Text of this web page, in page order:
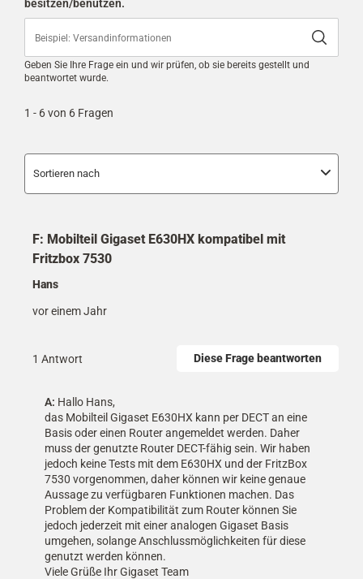
Aktion
das
Eingabeformular
geöffnet.
Aktion
das
Eingabeformular
geöffnet.
das
Eingabeformular
geöffnet.
Eingabeformular
geöffnet.
Eingabeformular
geöffnet.
besitzen/benutzen.
Geben Sie Ihre Frage ein und wir prüfen, ob sie bereits gestellt und
beantwortet wurde.
1 - 6 von 6 Fragen
Sortieren nach
F: Mobilteil Gigaset E630HX kompatibel mit
Fritzbox 7530
Hans
vor einem Jahr
1 Antwort Diese Frage beantworten
A: Hallo Hans,
das Mobilteil Gigaset E630HX kann per DECT an eine
Basis oder einen Router angemeldet werden. Daher
muss der genutzte Router DECT-fähig sein. Wir haben
jedoch keine Tests mit dem E630HX und der FritzBox
7530 vorgenommen, daher können wir keine genaue
Aussage zu verfügbaren Funktionen machen. Das
Problem der Kompatibilität zum Router können Sie
jedoch jederzeit mit einer analogen Gigaset Basis
umgehen, solange Anschlussmöglichkeiten für diese
genutzt werden können.
Viele Grüße Ihr Gigaset Team